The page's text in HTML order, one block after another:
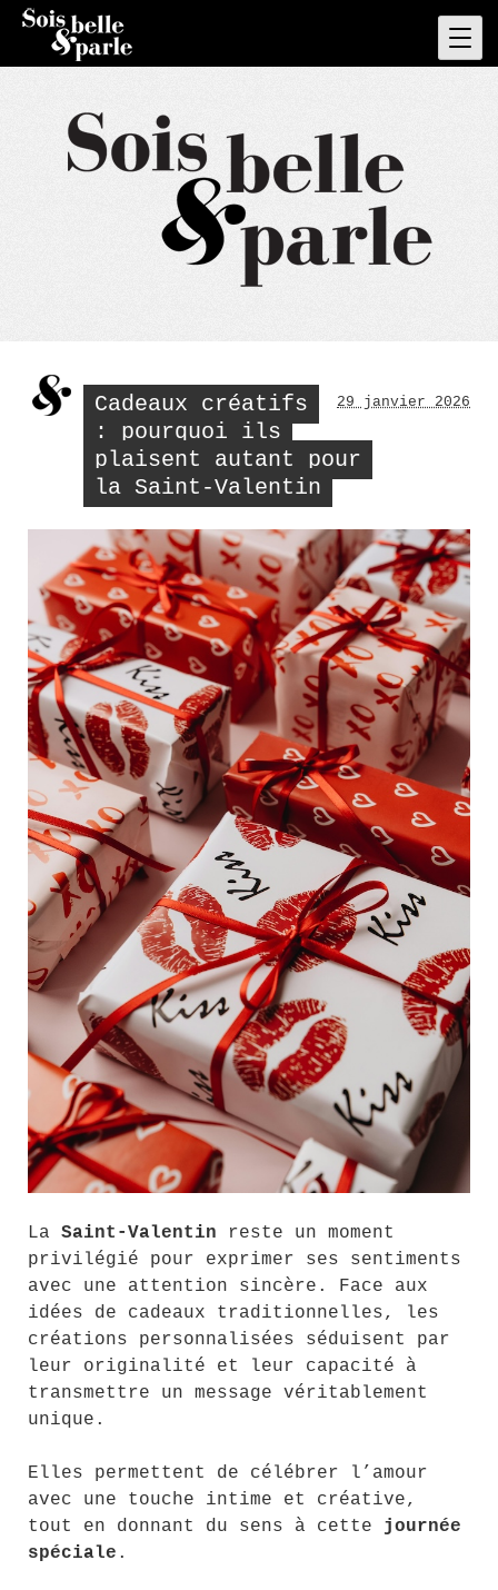
Skip
content
Cadeaux créatifs
: pourquoi ils
plaisent autant pour
la Saint-Valentin
29 janvier 2026
La Saint-Valentin
reste un moment
privilégié pour exprimer ses sentiments
avec une attention sincère. Face aux
idées de cadeaux traditionnelles, les
créations personnalisées séduisent par
leur originalité et leur capacité à
transmettre un message véritablement
unique.
Elles permettent de célébrer l’amour
avec une touche intime et créative,
tout en donnant du sens à cette journée
spéciale .